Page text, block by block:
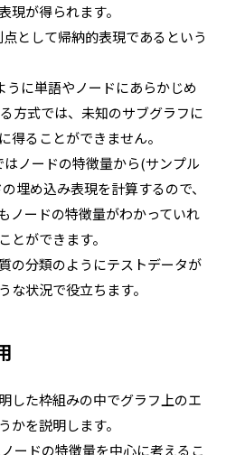
現が得られます。
として帰納的表現であるという
に単語やノードにあらかじめ
方式では、未知のサブグラフに
得ることができません。
はノードの特徴量から(サンプル
埋め込み表現を計算するので、
ノードの特徴量がわかっていれ
とができます。
の分類のようにテストデータが
な状況で役立ちます。
した枠組みの中でグラフ上のエ
かを説明します。
ードの特徴量を中心に考えるこ